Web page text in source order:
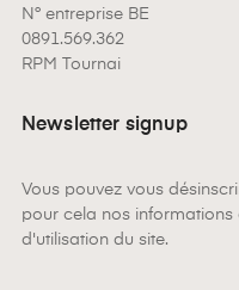
N° entreprise BE
0891.569.362
RPM Tournai
Newsletter signup
Vous pouvez vous
pour cela nos
d'utilisation du site.